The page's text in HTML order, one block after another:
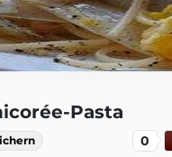
Pasta
0